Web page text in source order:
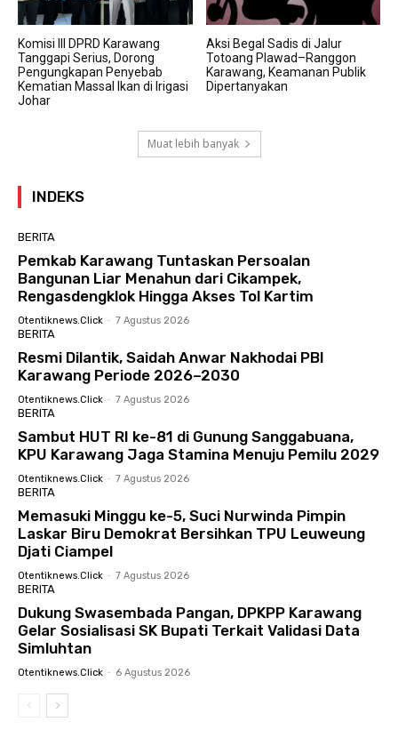
Komisi III DPRD Karawang
Tanggapi Serius, Dorong
Pengungkapan Penyebab
Kematian Massal Ikan di Irigasi
Johar
Aksi Begal Sadis di Jalur
Totoang Plawad–Ranggon
Karawang, Keamanan Publik
Dipertanyakan
Muat lebih banyak
INDEKS
BERITA
Pemkab Karawang Tuntaskan Persoalan
Bangunan Liar Menahun dari Cikampek,
Rengasdengklok Hingga Akses Tol Kartim
Otentiknews.click - 7 Agustus 2026
BERITA
Resmi Dilantik, Saidah Anwar Nakhodai PBI
Karawang Periode 2026–2030
Otentiknews.click - 7 Agustus 2026
BERITA
Sambut HUT RI ke-81 di Gunung Sanggabuana,
KPU Karawang Jaga Stamina Menuju Pemilu 2029
Otentiknews.click - 7 Agustus 2026
BERITA
Memasuki Minggu ke-5, Suci Nurwinda Pimpin
Laskar Biru Demokrat Bersihkan TPU Leuweung
Djati Ciampel
Otentiknews.click - 7 Agustus 2026
BERITA
Dukung Swasembada Pangan, DPKPP Karawang
Gelar Sosialisasi SK Bupati Terkait Validasi Data
Simluhtan
Otentiknews.click - 6 Agustus 2026